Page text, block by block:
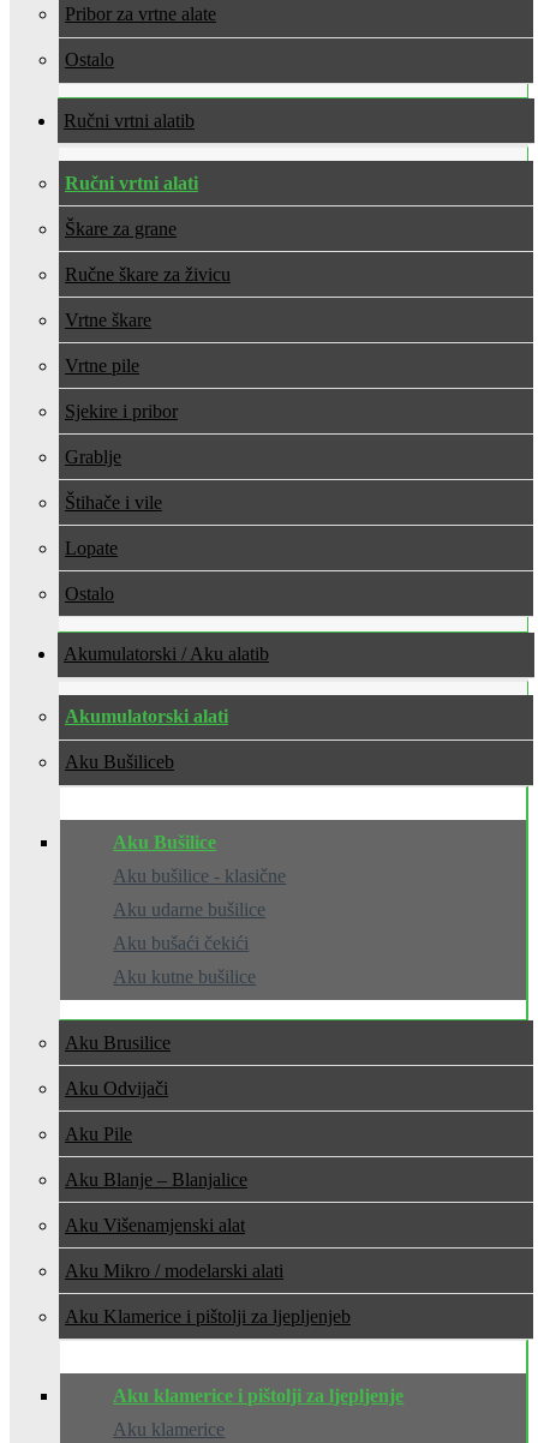
Pribor za vrtne alate
Ostalo
Ručni vrtni alati
Ručni vrtni alati
Škare za grane
Ručne škare za živicu
Vrtne škare
Vrtne pile
Sjekire i pribor
Grablje
Štihače i vile
Lopate
Ostalo
Akumulatorski / Aku alati
Akumulatorski alati
Aku Bušilice
Aku Bušilice
Aku bušilice - klasične
Aku udarne bušilice
Aku bušaći čekići
Aku kutne bušilice
Aku Brusilice
Aku Odvijači
Aku Pile
Aku Blanje – Blanjalice
Aku Višenamjenski alat
Aku Mikro / modelarski alati
Aku Klamerice i pištolji za ljepljenje
Aku klamerice i pištolji za ljepljenje
Aku klamerice